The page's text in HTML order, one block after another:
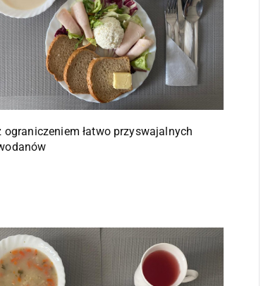
ograniczeniem łatwo przyswajalnych